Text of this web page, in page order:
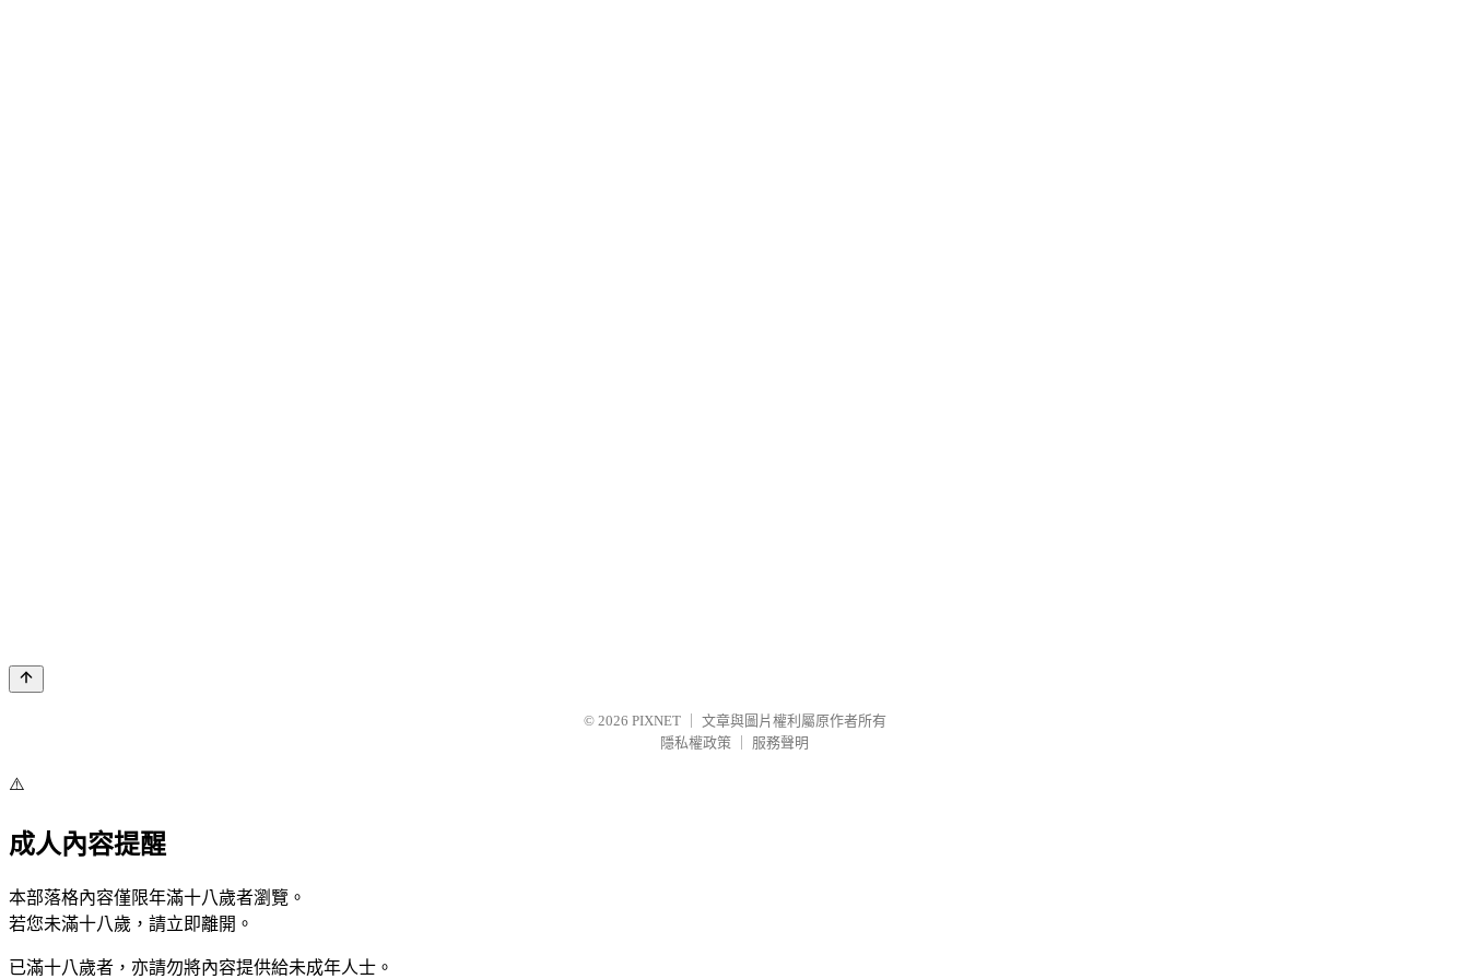
© 2026 PIXNET
文章與圖片權利屬原作者所有
隱私權政策
服務聲明
⚠️
成人內容提醒
本部落格內容僅限年滿十八歲者瀏覽。
若您未滿十八歲，請立即離開。
已滿十八歲者，亦請勿將內容提供給未成年人士。